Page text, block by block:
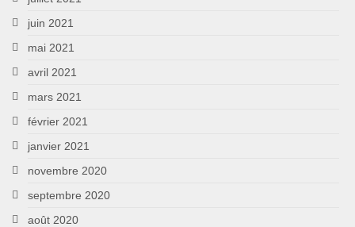
juin 2021
mai 2021
avril 2021
mars 2021
février 2021
janvier 2021
novembre 2020
septembre 2020
août 2020